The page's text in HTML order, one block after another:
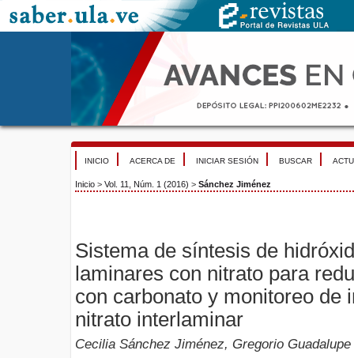
INICIO ACERCA DE INICIAR SESIÓN BUSCAR
Inicio > Vol. 11, Núm. 1 (2016) > Sánchez Jiménez
Sistema de síntesis de
laminares con nitrato para
con carbonato y monitoreo de
nitrato interlaminar
Cecilia Sánchez Jiménez, Gregorio